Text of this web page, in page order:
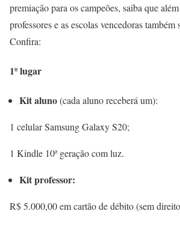
premiação para os campeões, saiba que
professores e as escolas vencedoras também
Confira:
1º lugar
Kit aluno(cada aluno receberá um):
1 celular Samsung Galaxy S20;
1 Kindle 10ª geração com luz.
Kit professor:
R$ 5.000,00 em cartão de débito (sem